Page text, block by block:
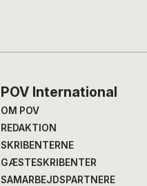
POV International
OM POV
REDAKTION
SKRIBENTERNE
GÆSTESKRIBENTER
SAMARBEJDSPARTNERE